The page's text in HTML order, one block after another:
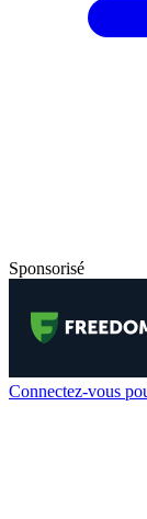
Sponsorisé
Connectez-vous